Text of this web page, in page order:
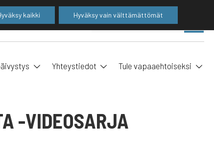
Yhteystiedot Tule vapaaehtoiseksi
-VIDEOSARJA
kaikki Hyväksy vain välttämättömät